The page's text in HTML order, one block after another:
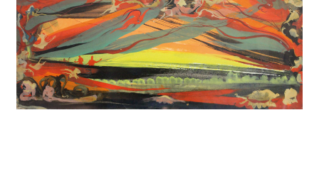
ressources
à propos
contact
instagram
facebook